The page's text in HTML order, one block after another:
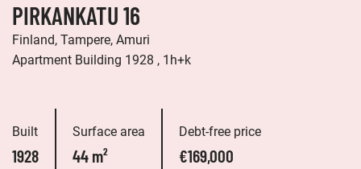
PIRKANKATU 16
Finland, Tampere, Amuri
Apartment Building 1928 , 1h+k
Built
1928
Surface area
44 m²
Debt-free price
€169,000